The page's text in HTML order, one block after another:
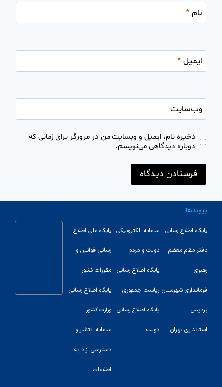
نام*
ایمیل*
وب‌سایت
ذخیره نام، ایمیل و وبسایت من در مرورگر برای زمانی که
دوباره دیدگاهی می‌نویسم.
پیوندها
پایگاه اطلاع رسانی
دفتر مقام معظم
رهبری
فرمانداری شهرستان
پردیس
استانداری تهران
سامانه الکترونیکی
دولت و مردم
پایگاه اطلاع رسانی
ریاست جمهوری
پایگاه اطلاع رسانی
دولت
پایگاه ملی اطلاع
رسانی قوانین و
مقررات کشور
پایگاه اطلاع رسانی
وزارت کشور
سامانه انتشار و
دسترسی آزاد به
اطلاعات